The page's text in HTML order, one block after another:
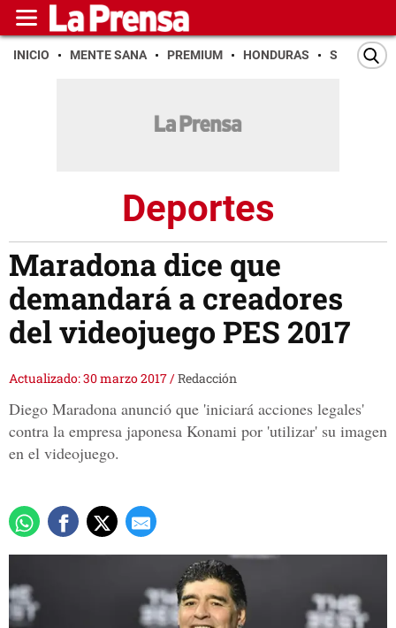
INICIO MENTE SANA PREMIUM HONDURAS SAN PEDRO
Deportes
Maradona dice que
demandará a creadores
del videojuego PES 2017
Actualizado: 30 marzo 2017/Redacción
Diego Maradona anunció que 'iniciará acciones legales'
contra la empresa japonesa Konami por 'utilizar' su imagen
en el videojuego.